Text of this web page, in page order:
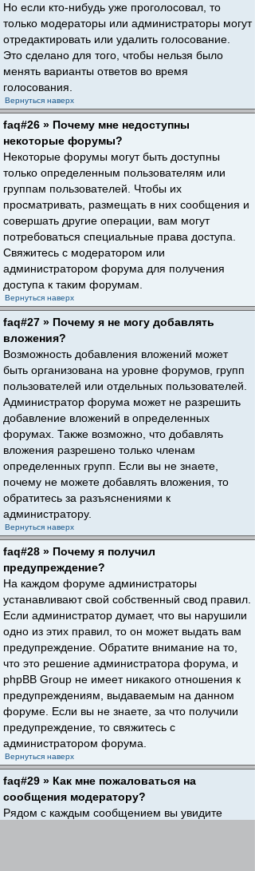
Но если кто-нибудь уже проголосовал, то
только модераторы или администраторы могут
отредактировать или удалить голосование.
Это сделано для того, чтобы нельзя было
менять варианты ответов во время
голосования.
Вернуться наверх
faq#26 » Почему мне недоступны
некоторые форумы?
Некоторые форумы могут быть доступны
только определенным пользователям или
группам пользователей. Чтобы их
просматривать, размещать в них сообщения и
совершать другие операции, вам могут
потребоваться специальные права доступа.
Свяжитесь с модератором или
администратором форума для получения
доступа к таким форумам.
Вернуться наверх
faq#27 » Почему я не могу добавлять
вложения?
Возможность добавления вложений может
быть организована на уровне форумов, групп
пользователей или отдельных пользователей.
Администратор форума может не разрешить
добавление вложений в определенных
форумах. Также возможно, что добавлять
вложения разрешено только членам
определенных групп. Если вы не знаете,
почему не можете добавлять вложения, то
обратитесь за разъяснениями к
администратору.
Вернуться наверх
faq#28 » Почему я получил
предупреждение?
На каждом форуме администраторы
устанавливают свой собственный свод правил.
Если администратор думает, что вы нарушили
одно из этих правил, то он может выдать вам
предупреждение. Обратите внимание на то,
что это решение администратора форума, и
phpBB Group не имеет никакого отношения к
предупреждениям, выдаваемым на данном
форуме. Если вы не знаете, за что получили
предупреждение, то свяжитесь с
администратором форума.
Вернуться наверх
faq#29 » Как мне пожаловаться на
сообщения модератору?
Рядом с каждым сообщением вы увидите